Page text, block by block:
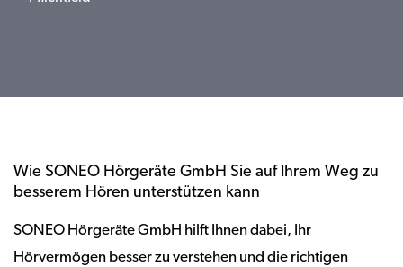
Wie SONEO Hörgeräte GmbH Sie auf Ihrem Weg zu
besserem Hören unterstützen kann
SONEO Hörgeräte GmbH hilft Ihnen dabei, Ihr
Hörvermögen besser zu verstehen und die richtigen